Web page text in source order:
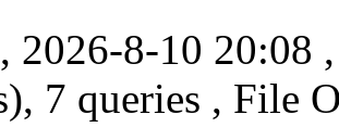
2026-8-10 20:08
7 queries , File